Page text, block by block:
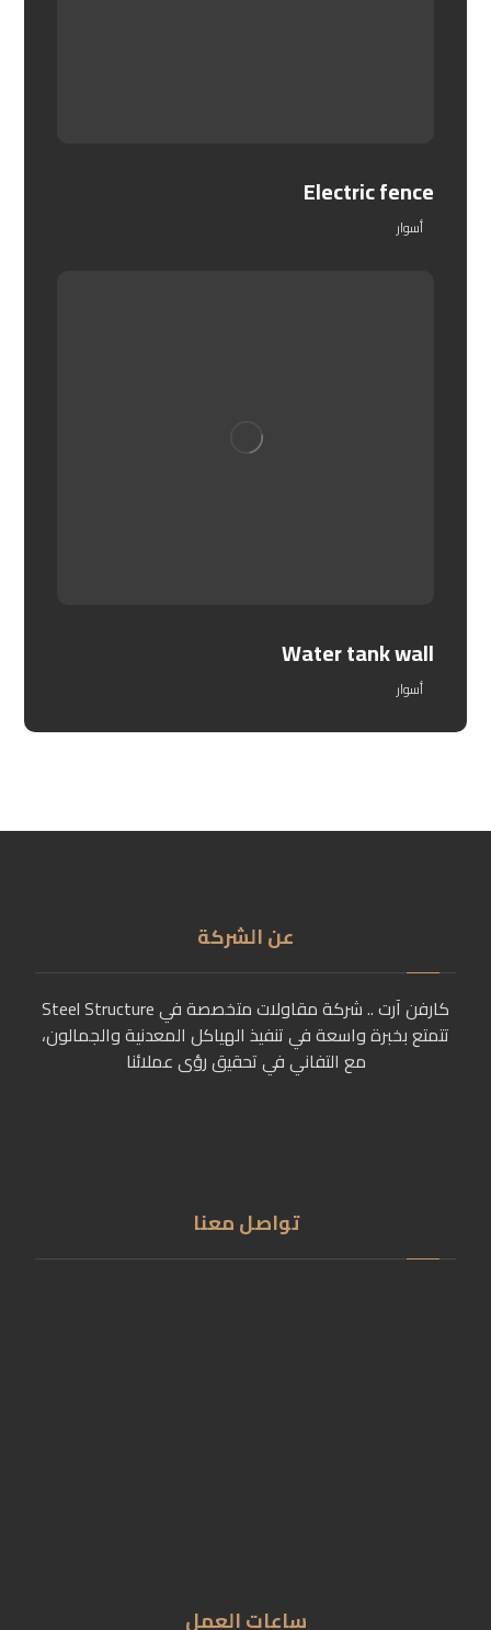
Electric fence
أسوار
Water tank wall
أسوار
عن الشركة
كارفن آرت .. شركة مقاولات متخصصة في Steel Structure
تتمتع بخبرة واسعة في تنفيذ الهياكل المعدنية والجمالون،
مع التفاني في تحقيق رؤى عملائنا
تواصل معنا
ساعات العمل